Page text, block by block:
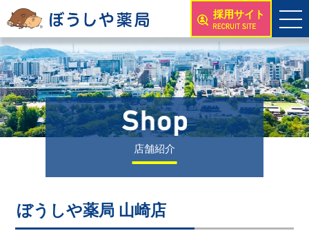
採用サイト
店舗紹介
ぼうしや薬局 山崎店